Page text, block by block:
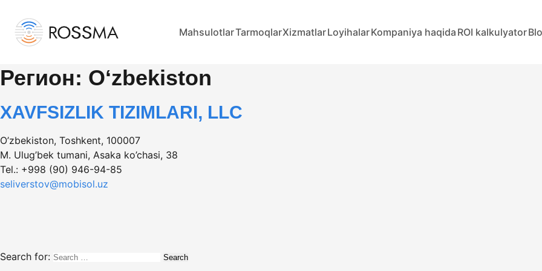
MahsulotlarTarmoqlarXizmatlarLoyihalarKompaniya haqida ROI kalkulyator
Регион: Oʻzbekiston
XAVFSIZLIK TIZIMLARI, LLC
O’zbekiston, Toshkent, 100007
M. Ulug’bek tumani, Asaka ko’chasi, 38
Tel.: +998 (90) 946-94-85
seliverstov@mobisol.uz
Search for: